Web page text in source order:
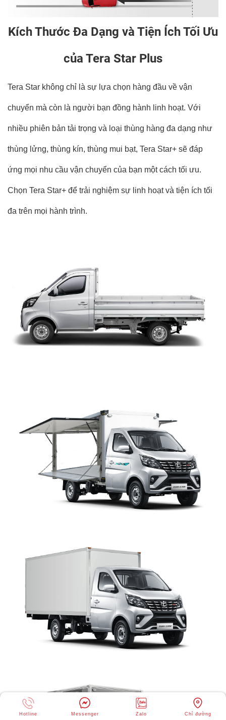
Kích Thước Đa Dạng và Tiện Ích Tối Ưu
của Tera Star Plus
Tera Star không chỉ là sự lựa chọn hàng đầu về vận
chuyển mà còn là người bạn đồng hành linh hoạt. Với
nhiều phiên bản tải trọng và loại thùng hàng đa dạng như
thùng lửng, thùng kín, thùng mui bạt, Tera Star+ sẽ đáp
ứng mọi nhu cầu vận chuyển của bạn một cách tối ưu.
Chọn Tera Star+ để trải nghiệm sự linh hoạt và tiện ích tối
đa trên mọi hành trình.
Hotline Messenger Zalo Chỉ đường